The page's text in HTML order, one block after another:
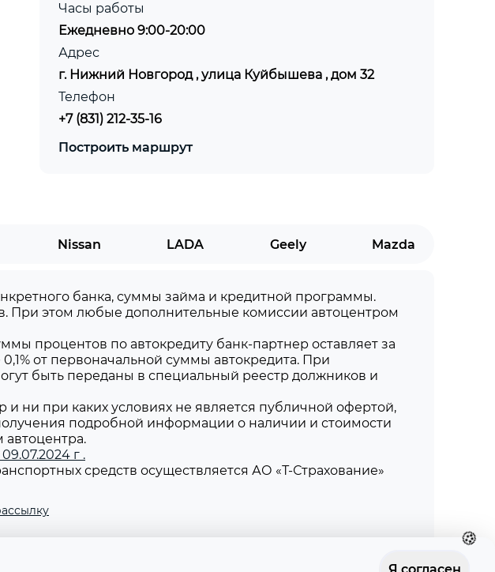
Часы работы
Ежедневно 9:00-20:00
Адрес
г. Нижний Новгород , улица Куйбышева , дом 32
Телефон
+7 (831) 212-35-16
Построить маршрут
Nissan LADA Geely Mazda
банка, суммы займа и кредитной программы.
При этом любые дополнительные комиссии автоцентром
процентов по автокредиту банк-партнер оставляет за
от первоначальной суммы автокредита. При
быть переданы в специальный реестр должников и
ни при каких условиях не является публичной офертой,
подробной информации о наличии и стоимости
автоцентра.
г .
средств осуществляется АО «Т-Страхование»
1-н оф. 2-1